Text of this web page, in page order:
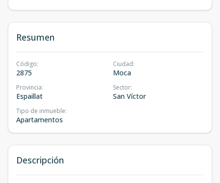
Resumen
Código:
2875
Ciudad:
Moca
Provincia:
Espaillat
Sector:
San Víctor
Tipo de inmueble:
Apartamentos
Descripción